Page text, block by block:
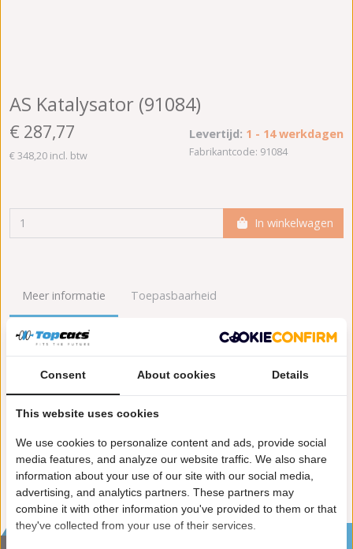
AS Katalysator (91084)
€ 287,77
€ 348,20 incl. btw
Levertijd: 1 - 14 werkdagen
Fabrikantcode: 91084
In winkelwagen
Meer informatie Toepasbaarheid
Origineel nummers
Lengte [mm]:
Gewicht [kg]:8,5
Uitvoering:voor voertuigen met OBD
Conform EG/ECE:
Sinds 2002 de specialist in katalysatoren en
Consent About cookies Details
This website uses cookies
We use cookies to personalize content and ads, provide social
media features, and analyze our website traffic. We also share
information about your use of our site with our social media,
advertising, and analytics partners. These partners may
combine it with other information you've provided to them or that
they've collected from your use of their services.